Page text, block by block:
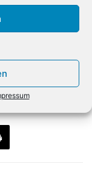
auf den
zufolge wird
ohne